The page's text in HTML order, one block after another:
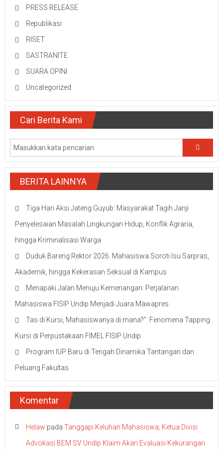
PRESS RELEASE
Republikasi
RISET
SASTRANITE
SUARA OPINI
Uncategorized
Cari Berita Kami
BERITA LAINNYA
Tiga Hari Aksi Jateng Guyub: Masyarakat Tagih Janji
Penyelesaian Masalah Lingkungan Hidup, Konflik Agraria,
hingga Kriminalisasi Warga
Duduk Bareng Rektor 2026: Mahasiswa Soroti Isu Sarpras,
Akademik, hingga Kekerasan Seksual di Kampus
Menapaki Jalan Menuju Kemenangan: Perjalanan
Mahasiswa FISIP Undip Menjadi Juara Mawapres
Tas di Kursi, Mahasiswanya di mana?”: Fenomena Tapping
Kursi di Perpustakaan FIMEL FISIP Undip
Program IUP Baru di Tengah Dinamika Tantangan dan
Peluang Fakultas
Komentar
Helaw pada Tanggapi Keluhan Mahasiswa, Ketua Divisi
Advokasi BEM SV Undip Klaim Akan Evaluasi Kekurangan